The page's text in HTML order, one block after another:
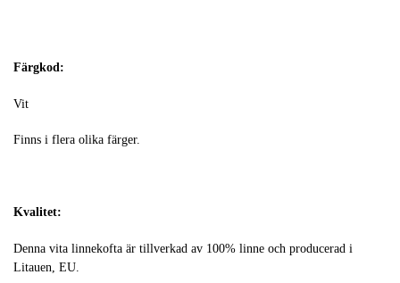
Färgkod:
Vit
Finns i flera olika färger.
Kvalitet:
Denna vita linnekofta är tillverkad av 100% linne och producerad i
Litauen, EU.